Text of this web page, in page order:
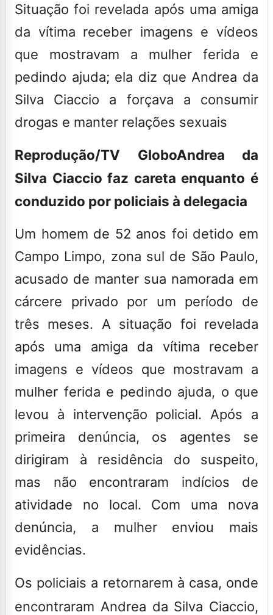
Situação foi revelada após uma amiga
da vítima receber imagens e vídeos
que mostravam a mulher ferida e
pedindo ajuda; ela diz que Andrea da
Silva Ciaccio a forçava a consumir
drogas e manter relações sexuais
Reprodução/TV GloboAndrea da
Silva Ciaccio faz careta enquanto é
conduzido por policiais à delegacia
Um homem de 52 anos foi detido em
Campo Limpo, zona sul de São Paulo,
acusado de manter sua namorada em
cárcere privado por um período de
três meses. A situação foi revelada
após uma amiga da vítima receber
imagens e vídeos que mostravam a
mulher ferida e pedindo ajuda, o que
levou à intervenção policial. Após a
primeira denúncia, os agentes se
dirigiram à residência do suspeito,
mas não encontraram indícios de
atividade no local. Com uma nova
denúncia, a mulher enviou mais
evidências.
Os policiais a retornarem à casa, onde
encontraram Andrea da Silva Ciaccio,